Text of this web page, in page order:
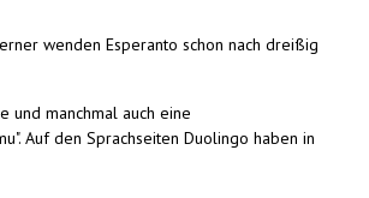
wenden Esperanto schon nach dreißig
und manchmal auch eine
Auf den Sprachseiten Duolingo haben in